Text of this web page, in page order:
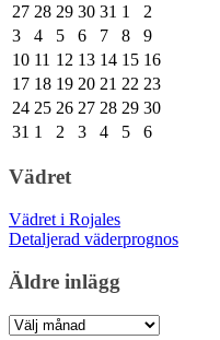
27 28 29 30 31 1
2
3
4 5 6 7 8
9
10 11 12 13 14 15 16
17 18 19 20 21 22 23
24 25 26 27 28 29 30
31 1 2 3 4 5 6
Vädret
Vädret i Rojales
Detaljerad väderprognos
Äldre inlägg
Äldre